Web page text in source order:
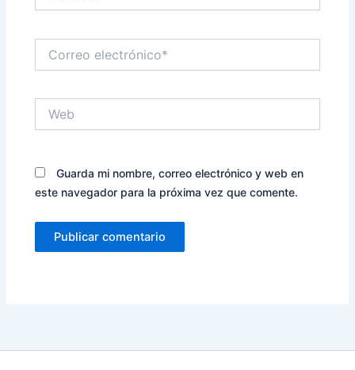
electrónico*
Guarda mi nombre, correo electrónico y web en
este navegador para la próxima vez que comente.